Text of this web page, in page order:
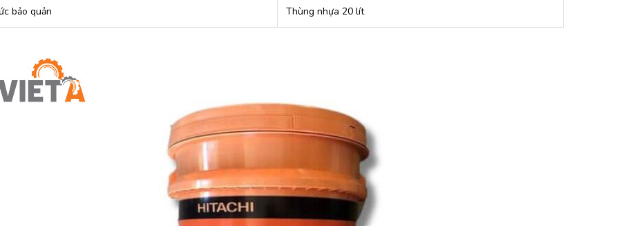
bảo quản Thùng nhựa 20 lít